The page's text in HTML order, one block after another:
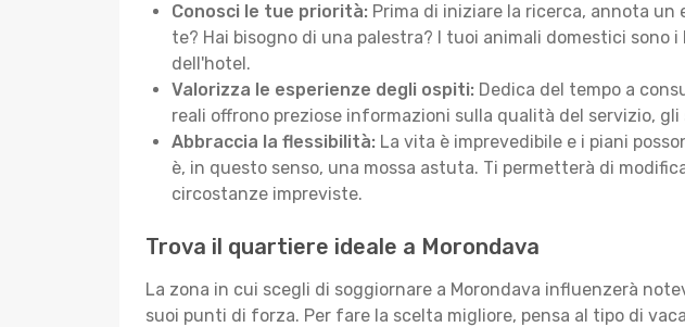
Conosci le tue priorità: Prima di iniziare la ricerca, annota
te? Hai bisogno di una palestra? I tuoi animali domestici
dell'hotel.
Valorizza le esperienze degli ospiti: Dedica del tempo a
reali offrono preziose informazioni sulla qualità del servizio,
Abbraccia la flessibilità: La vita è imprevedibile e i piani
è, in questo senso, una mossa astuta. Ti permetterà di
circostanze impreviste.
Trova il quartiere ideale a Morondava
La zona in cui scegli di soggiornare a Morondava influenzerà
suoi punti di forza. Per fare la scelta migliore, pensa al tipo di